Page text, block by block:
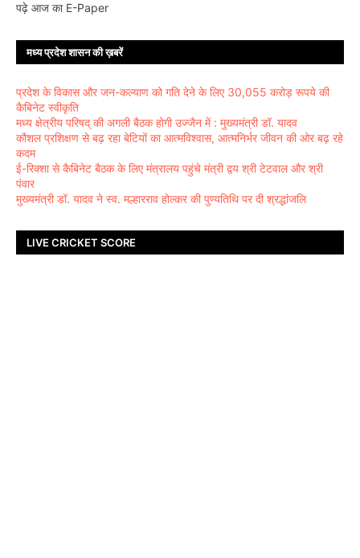
पढ़े आज का E-Paper
मध्य प्रदेश शासन की ख़बरें
प्रदेश के विकास और जन-कल्याण को गति देने के लिए 30,055 करोड़ रूपये की
कैबिनेट स्वीकृति
मध्य क्षेत्रीय परिषद् की अगली बैठक होगी उज्जैन में : मुख्यमंत्री डॉ. यादव
कौशल प्रशिक्षण से बढ़ रहा बेटियों का आत्मविश्वास, आत्मनिर्भर जीवन की ओर बढ़ रहे
कदम
ई-रिक्शा से कैबिनेट बैठक के लिए मंत्रालय पहुंचे मंत्री द्वय श्री टेटवाल और श्री
पंवार
मुख्यमंत्री डॉ. यादव ने स्व. मल्हारराव होल्कर की पुण्यतिथि पर दी श्रद्धांजलि
LIVE CRICKET SCORE